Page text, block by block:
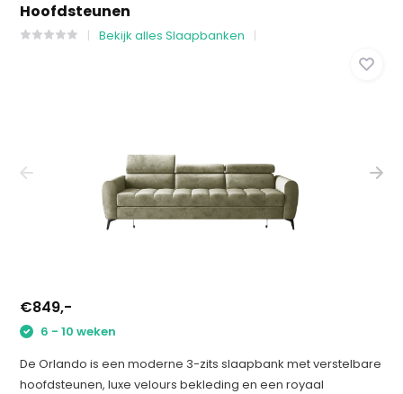
Hoofdsteunen
Bekijk alles Slaapbanken
€849,-
6 - 10 weken
De Orlando is een moderne 3-zits slaapbank met verstelbare
hoofdsteunen, luxe velours bekleding en een royaal